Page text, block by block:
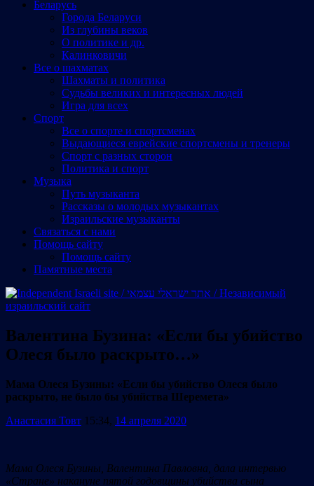
Беларусь
Города Беларуси
Из глубины веков
О политике и др.
Калинковичи
Все о шахматах
Шахматы и политика
Судьбы великих и интересных людей
Игра для всех
Спорт
Все о спорте и спортсменах
Выдающиеся еврейские спортсмены и тренеры
Спорт с разных сторон
Политика и спорт
Музыка
Путь музыканта
Рассказы о молодых музыкантах
Израильские музыканты
Cвязаться с нами
Помощь сайту
Помощь сайту
Памятные места
Валентина Бузина: «Если бы убийство
Олеся было раскрыто…»
Мама Олеся Бузины: «Если бы убийство Олеся было
раскрыто, не было бы убийства Шеремета»
Анастасия Товт 15:34, 14 апреля 2020
Мама Олеся Бузины, Валентина Павловна, дала интервью
«Стране» накануне пятой годовщины убийства сына